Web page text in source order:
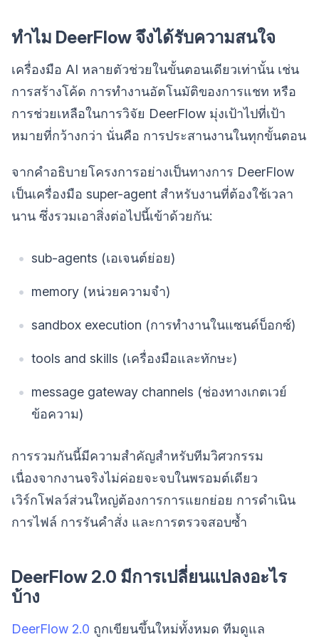
ทำไม DeerFlow จึงได้รับความสนใจ
เครื่องมือ AI หลายตัวช่วยในขั้นตอนเดียวเท่านั้น เช่น
การสร้างโค้ด การทำงานอัตโนมัติของการแชท หรือ
การช่วยเหลือในการวิจัย DeerFlow มุ่งเป้าไปที่เป้า
หมายที่กว้างกว่า นั่นคือ การประสานงานในทุกขั้นตอน
จากคำอธิบายโครงการอย่างเป็นทางการ DeerFlow
เป็นเครื่องมือ super-agent สำหรับงานที่ต้องใช้เวลา
นาน ซึ่งรวมเอาสิ่งต่อไปนี้เข้าด้วยกัน:
sub-agents (เอเจนต์ย่อย)
memory (หน่วยความจำ)
sandbox execution (การทำงานในแซนด์บ็อกซ์)
tools and skills (เครื่องมือและทักษะ)
message gateway channels (ช่องทางเกตเวย์
ข้อความ)
การรวมกันนี้มีความสำคัญสำหรับทีมวิศวกรรม
เนื่องจากงานจริงไม่ค่อยจะจบในพรอมต์เดียว
เวิร์กโฟลว์ส่วนใหญ่ต้องการการแยกย่อย การดำเนิน
การไฟล์ การรันคำสั่ง และการตรวจสอบซ้ำ
DeerFlow 2.0 มีการเปลี่ยนแปลงอะไร
บ้าง
DeerFlow 2.0 ถูกเขียนขึ้นใหม่ทั้งหมด ทีมดูแล